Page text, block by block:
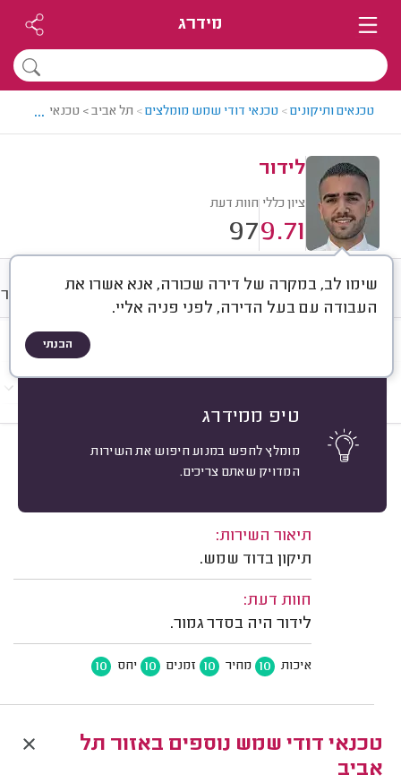
מידרג
טכנאים ותיקונים> טכנאי דודי שמש מומלצים> תל אביב > טכנאי דודי
...
לידור
ציון כללי
9.71
חוות דעת
97
שימו לב, במקרה של דירה שכורה, אנא אשרו את
העבודה עם בעל הדירה, לפני פניה אליי.
הבנתי
טיפ ממידרג
מומלץ לחפש במנוע חיפוש את השירות
המדויק שאתם צריכים.
חוות דעת מחירים ממוצע
איריס זרח, תל אביב.
אשרור: 30/07/2026
תיאור השירות:
תיקון בדוד שמש.
חוות דעת:
לידור היה בסדר גמור.
איכות 10 מחיר 10 זמנים 10 יחס 10
10
טכנאי דודי שמש נוספים באזור תל
אביב